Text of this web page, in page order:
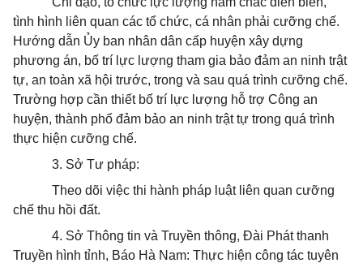
tình hình liên quan các tổ chức, cá nhân phải cưỡng chế.
Hướng dẫn Ủy ban nhân dân cấp huyện xây dựng
phương án, bố trí lực lượng tham gia bảo đảm an ninh trật
tự, an toàn xã hội trước, trong và sau quá trình cưỡng chế.
Trường hợp cần thiết bố trí lực lượng hỗ trợ Công an
huyện, thành phố đảm bảo an ninh trật tự trong quá trình
thực hiện cưỡng chế.
3. Sở Tư pháp:
Theo dõi việc thi hành pháp luật liên quan cưỡng
chế thu hồi đất.
4. Sở Thông tin và Truyền thông, Đài Phát thanh
Truyền hình tỉnh, Báo Hà Nam: Thực hiện công tác tuyên